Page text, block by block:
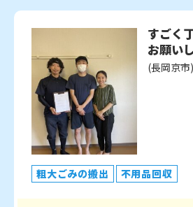
すごく
お願い
(長岡京市)
粗大ごみの搬出 不用品回収